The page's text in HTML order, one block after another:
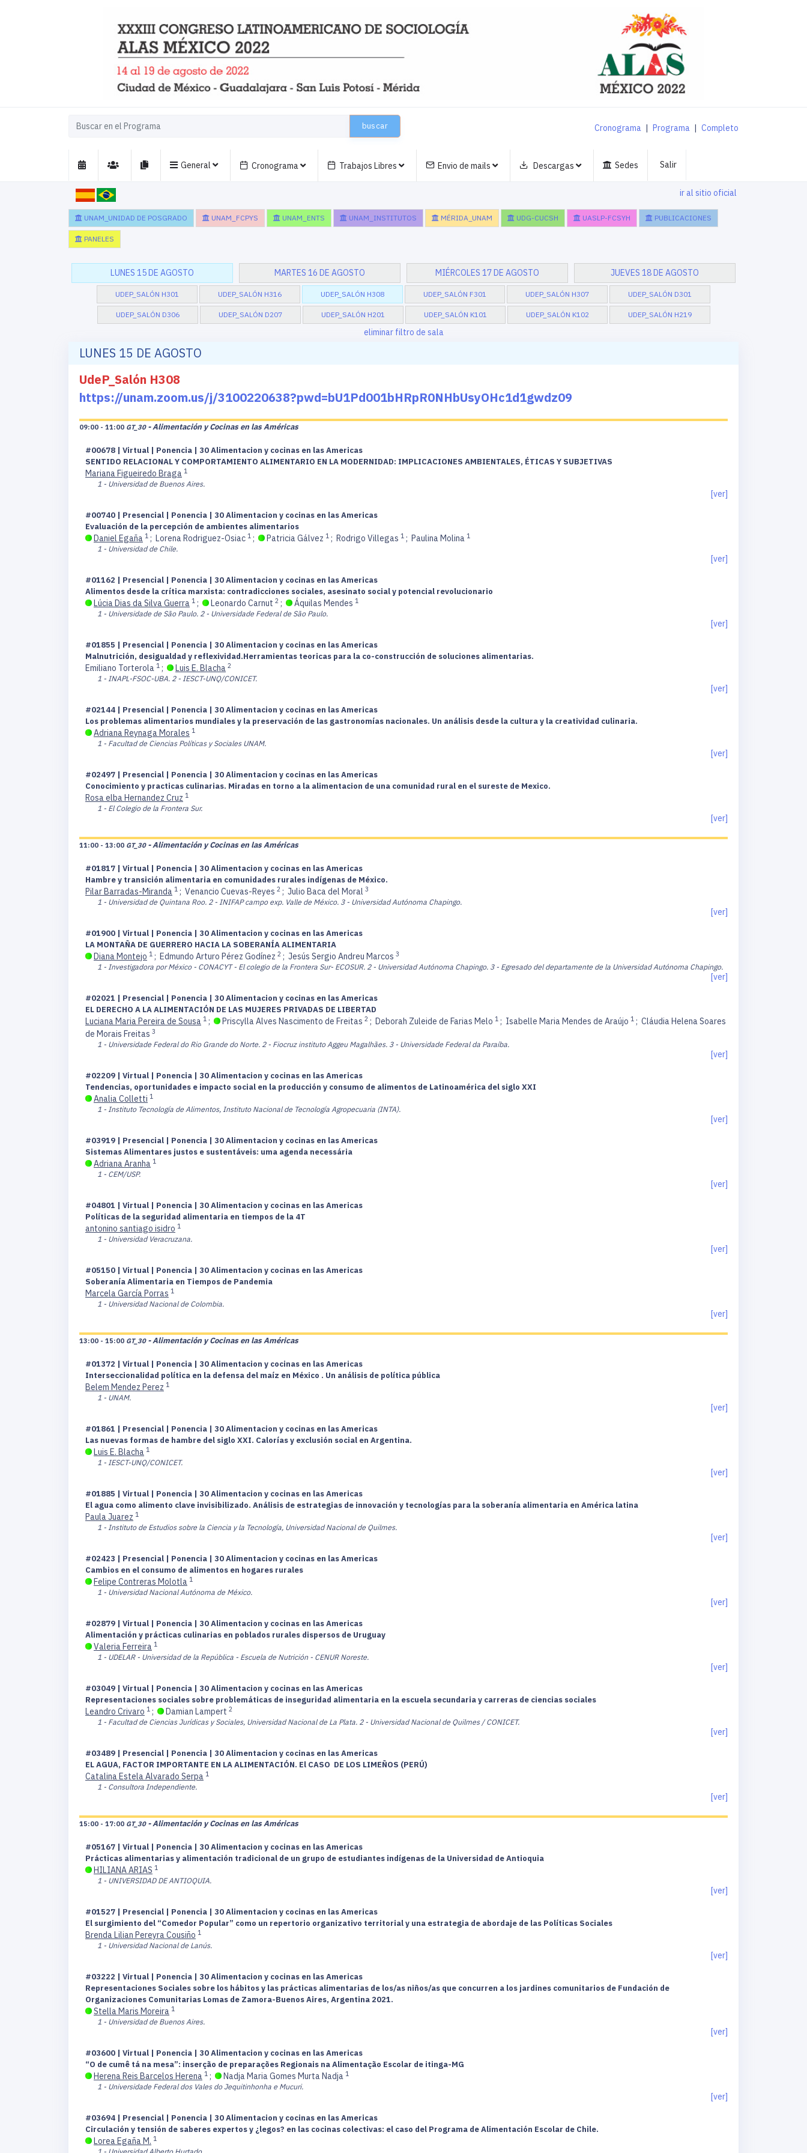
buscar Cronograma | Programa | Completo
General Cronograma Trabajos Libres Envio de mails Descargas Sedes Salir
ir al sitio oficial
UNAM_UNIDAD DE POSGRADO UNAM_FCPYS UNAM_ENTS UNAM_INSTITUTOS MÉRIDA_UNAM UDG-CUCSH UASLP-FCSYH PUBLICACIONES
PANELES
LUNES 15 DE AGOSTO MARTES 16 DE AGOSTO MIÉRCOLES 17 DE AGOSTO JUEVES 18 DE AGOSTO
UDEP_SALÓN H301 UDEP_SALÓN H316 UDEP_SALÓN H308 UDEP_SALÓN F301 UDEP_SALÓN H307 UDEP_SALÓN D301
UDEP_SALÓN D306 UDEP_SALÓN D207 UDEP_SALÓN H201 UDEP_SALÓN K101 UDEP_SALÓN K102 UDEP_SALÓN H219
eliminar filtro de sala
LUNES 15 DE AGOSTO
UdeP_Salón H308
https://unam.zoom.us/j/3100220638?pwd=bU1Pd001bHRpR0NHbUsyOHc1d1gwdz09
09:00 - 11:00 GT_30 - Alimentación y Cocinas en las Américas
#00678 | Virtual | Ponencia | 30 Alimentacion y cocinas en las Americas
SENTIDO RELACIONAL Y COMPORTAMIENTO ALIMENTARIO EN LA MODERNIDAD: IMPLICACIONES AMBIENTALES, ÉTICAS Y SUBJETIVAS
Mariana Figueiredo Braga 1
1 - Universidad de Buenos Aires.
[ver]
#00740 | Presencial | Ponencia | 30 Alimentacion y cocinas en las Americas
Evaluación de la percepción de ambientes alimentarios
Daniel Egaña 1 ; Lorena Rodriguez-Osiac 1 ; Patricia Gálvez 1 ; Rodrigo Villegas 1 ; Paulina Molina 1
1 - Universidad de Chile.
[ver]
#01162 | Presencial | Ponencia | 30 Alimentacion y cocinas en las Americas
Alimentos desde la crítica marxista: contradicciones sociales, asesinato social y potencial revolucionario
Lúcia Dias da Silva Guerra 1 ; Leonardo Carnut 2 ; Áquilas Mendes 1
1 - Universidade de São Paulo. 2 - Universidade Federal de São Paulo.
[ver]
#01855 | Presencial | Ponencia | 30 Alimentacion y cocinas en las Americas
Malnutrición, desigualdad y reflexividad.Herramientas teoricas para la co-construcción de soluciones alimentarias.
Emiliano Torterola 1 ; Luis E. Blacha 2
1 - INAPL-FSOC-UBA. 2 - IESCT-UNQ/CONICET.
[ver]
#02144 | Presencial | Ponencia | 30 Alimentacion y cocinas en las Americas
Los problemas alimentarios mundiales y la preservación de las gastronomías nacionales. Un análisis desde la cultura y la creatividad culinaria.
Adriana Reynaga Morales 1
1 - Facultad de Ciencias Políticas y Sociales UNAM.
[ver]
#02497 | Presencial | Ponencia | 30 Alimentacion y cocinas en las Americas
Conocimiento y practicas culinarias. Miradas en torno a la alimentacion de una comunidad rural en el sureste de Mexico.
Rosa elba Hernandez Cruz 1
1 - El Colegio de la Frontera Sur.
[ver]
11:00 - 13:00 GT_30 - Alimentación y Cocinas en las Américas
#01817 | Virtual | Ponencia | 30 Alimentacion y cocinas en las Americas
Hambre y transición alimentaria en comunidades rurales indígenas de México.
Pilar Barradas-Miranda 1 ; Venancio Cuevas-Reyes 2 ; Julio Baca del Moral 3
1 - Universidad de Quintana Roo. 2 - INIFAP campo exp. Valle de México. 3 - Universidad Autónoma Chapingo.
[ver]
#01900 | Virtual | Ponencia | 30 Alimentacion y cocinas en las Americas
LA MONTAÑA DE GUERRERO HACIA LA SOBERANÍA ALIMENTARIA
Diana Montejo 1 ; Edmundo Arturo Pérez Godínez 2 ; Jesús Sergio Andreu Marcos 3
1 - Investigadora por México - CONACYT - El colegio de la Frontera Sur- ECOSUR. 2 - Universidad Autónoma Chapingo. 3 - Egresado del departamente de la Universidad Autónoma Chapingo.
[ver]
#02021 | Presencial | Ponencia | 30 Alimentacion y cocinas en las Americas
EL DERECHO A LA ALIMENTACIÓN DE LAS MUJERES PRIVADAS DE LIBERTAD
Luciana Maria Pereira de Sousa 1 ; Priscylla Alves Nascimento de Freitas 2 ; Deborah Zuleide de Farias Melo 1 ; Isabelle Maria Mendes de Araújo 1 ; Cláudia Helena Soares
de Morais Freitas 3
1 - Universidade Federal do Rio Grande do Norte. 2 - Fiocruz instituto Aggeu Magalhães. 3 - Universidade Federal da Paraíba.
[ver]
#02209 | Virtual | Ponencia | 30 Alimentacion y cocinas en las Americas
Tendencias, oportunidades e impacto social en la producción y consumo de alimentos de Latinoamérica del siglo XXI
Analia Colletti 1
1 - Instituto Tecnología de Alimentos, Instituto Nacional de Tecnología Agropecuaria (INTA).
[ver]
#03919 | Presencial | Ponencia | 30 Alimentacion y cocinas en las Americas
Sistemas Alimentares justos e sustentáveis: uma agenda necessária
Adriana Aranha 1
1 - CEM/USP.
[ver]
#04801 | Virtual | Ponencia | 30 Alimentacion y cocinas en las Americas
Políticas de la seguridad alimentaria en tiempos de la 4T
antonino santiago isidro 1
1 - Universidad Veracruzana.
[ver]
#05150 | Virtual | Ponencia | 30 Alimentacion y cocinas en las Americas
Soberanía Alimentaria en Tiempos de Pandemia
Marcela García Porras 1
1 - Universidad Nacional de Colombia.
[ver]
13:00 - 15:00 GT_30 - Alimentación y Cocinas en las Américas
#01372 | Virtual | Ponencia | 30 Alimentacion y cocinas en las Americas
Interseccionalidad política en la defensa del maíz en México . Un análisis de política pública
Belem Mendez Perez 1
1 - UNAM.
[ver]
#01861 | Presencial | Ponencia | 30 Alimentacion y cocinas en las Americas
Las nuevas formas de hambre del siglo XXI. Calorías y exclusión social en Argentina.
Luis E. Blacha 1
1 - IESCT-UNQ/CONICET.
[ver]
#01885 | Virtual | Ponencia | 30 Alimentacion y cocinas en las Americas
El agua como alimento clave invisibilizado. Análisis de estrategias de innovación y tecnologías para la soberanía alimentaria en América latina
Paula Juarez 1
1 - Instituto de Estudios sobre la Ciencia y la Tecnología, Universidad Nacional de Quilmes.
[ver]
#02423 | Presencial | Ponencia | 30 Alimentacion y cocinas en las Americas
Cambios en el consumo de alimentos en hogares rurales
Felipe Contreras Molotla 1
1 - Universidad Nacional Autónoma de México.
[ver]
#02879 | Virtual | Ponencia | 30 Alimentacion y cocinas en las Americas
Alimentación y prácticas culinarias en poblados rurales dispersos de Uruguay
Valeria Ferreira 1
1 - UDELAR - Universidad de la República - Escuela de Nutrición - CENUR Noreste.
[ver]
#03049 | Virtual | Ponencia | 30 Alimentacion y cocinas en las Americas
Representaciones sociales sobre problemáticas de inseguridad alimentaria en la escuela secundaria y carreras de ciencias sociales
Leandro Crivaro 1 ; Damian Lampert 2
1 - Facultad de Ciencias Jurídicas y Sociales, Universidad Nacional de La Plata. 2 - Universidad Nacional de Quilmes / CONICET.
[ver]
#03489 | Presencial | Ponencia | 30 Alimentacion y cocinas en las Americas
EL AGUA, FACTOR IMPORTANTE EN LA ALIMENTACIÓN. El CASO DE LOS LIMEÑOS (PERÚ)
Catalina Estela Alvarado Serpa 1
1 - Consultora Independiente.
[ver]
15:00 - 17:00 GT_30 - Alimentación y Cocinas en las Américas
#05167 | Virtual | Ponencia | 30 Alimentacion y cocinas en las Americas
Prácticas alimentarias y alimentación tradicional de un grupo de estudiantes indígenas de la Universidad de Antioquia
HILIANA ARIAS 1
1 - UNIVERSIDAD DE ANTIOQUIA.
[ver]
#01527 | Presencial | Ponencia | 30 Alimentacion y cocinas en las Americas
El surgimiento del “Comedor Popular” como un repertorio organizativo territorial y una estrategia de abordaje de las Políticas Sociales
Brenda Lilian Pereyra Cousiño 1
1 - Universidad Nacional de Lanús.
[ver]
#03222 | Virtual | Ponencia | 30 Alimentacion y cocinas en las Americas
Representaciones Sociales sobre los hábitos y las prácticas alimentarias de los/as niños/as que concurren a los jardines comunitarios de Fundación de
Organizaciones Comunitarias Lomas de Zamora-Buenos Aires, Argentina 2021.
Stella Maris Moreira 1
1 - Universidad de Buenos Aires.
[ver]
#03600 | Virtual | Ponencia | 30 Alimentacion y cocinas en las Americas
“O de cumê tá na mesa”: inserção de preparações Regionais na Alimentação Escolar de itinga-MG
Herena Reis Barcelos Herena 1 ; Nadja Maria Gomes Murta Nadja 1
1 - Universidade Federal dos Vales do Jequitinhonha e Mucuri.
[ver]
#03694 | Presencial | Ponencia | 30 Alimentacion y cocinas en las Americas
Circulación y tensión de saberes expertos y ¿legos? en las cocinas colectivas: el caso del Programa de Alimentación Escolar de Chile.
Lorea Egaña M. 1